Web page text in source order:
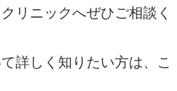
リニックへぜひご相談く
詳しく知りたい方は、 こ